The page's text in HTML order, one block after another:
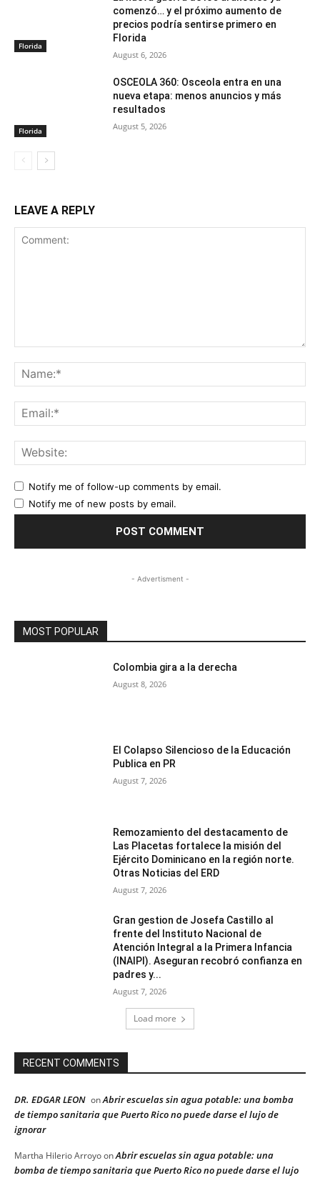
Florida
comenzó… y el próximo aumento de
precios podría sentirse primero en
Florida
August 6, 2026
Florida
OSCEOLA 360: Osceola entra en una
nueva etapa: menos anuncios y más
resultados
August 5, 2026
LEAVE A REPLY
Notify me of follow-up comments by email.
Notify me of new posts by email.
- Advertisment -
MOST POPULAR
Colombia gira a la derecha
August 8, 2026
El Colapso Silencioso de la Educación
Publica en PR
August 7, 2026
Remozamiento del destacamento de
Las Placetas fortalece la misión del
Ejército Dominicano en la región norte.
Otras Noticias del ERD
August 7, 2026
Gran gestion de Josefa Castillo al
frente del Instituto Nacional de
Atención Integral a la Primera Infancia
(INAIPI). Aseguran recobró confianza en
padres y...
August 7, 2026
Load more
RECENT COMMENTS
DR. EDGAR LEON onAbrir escuelas sin agua potable: una bomba
de tiempo sanitaria que Puerto Rico no puede darse el lujo de
ignorar
Martha Hilerio ArroyoonAbrir escuelas sin agua potable: una
bomba de tiempo sanitaria que Puerto Rico no puede darse el lujo